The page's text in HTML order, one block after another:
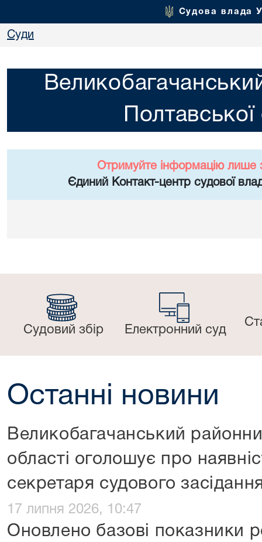
Судова влада
Суди
Полтавської
Отримуйте інформацію лише
Єдиний Контакт-центр судової
Судовий збір Електронний суд
Останні новини
Великобагачанський
області оголошує про
секретаря судового
17 липня 2026, 10:47
Оновлено базові показники